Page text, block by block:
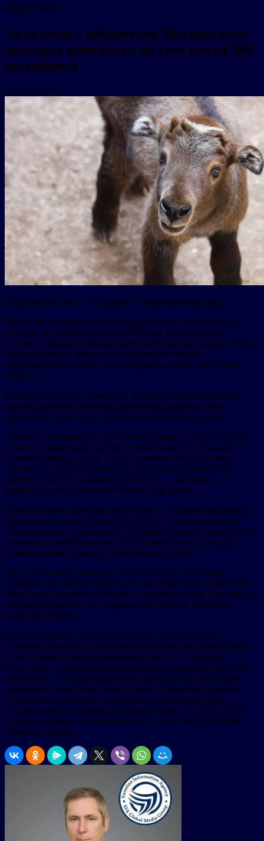
ОБЩЕСТВО
За полгода у обитателей Московского
зоопарка появились на свет почти 200
детенышей
19 июля 2025
Большинство из них — редкие и краснокнижные виды.
Около 200 детенышей животных родились в Московском
зоопарке в первой половине 2025 года. Большинство
из них — редкие и занесенные в Красную книгу виды. Среди
новорожденных, например, сычуаньские такины,
мадагаскарские удавы, цепкохвостый сцинк и эластичная
черепаха.
Кроме того, на свет появились птенцы журавля-красавки,
малыш капибары, детеныш равнинной гориллы, пять
пингвинов Гумбольдта, две альпаки и многие другие.
«Сейчас в зоопарке насчитывается больше 15 тысяч особей,
и число подопечных постоянно увеличивается. Помимо
новорожденных, есть и те, кого привозят из других мест
обитания. Только с начала года столичные специалисты
приняли свыше 100 таких животных», — рассказала
заместитель Мэра Москвы Наталья Сергунина.
В числе новых пернатых обитателей — кудрявые пеликаны,
каравайки и особи исландского гоголя. Среди новоселов
также оказались стервятники, которых не было в экспозиции
столичного зоопарка более 50 лет. Кроме того, в зоосаде
появились змеи, гекконы и два морских зайца.
Часто под опеку специалистов Московского зоопарка
попадают спасенные животные. Так, в марте сюда привезли
самца пумы по имени Геркулес. Хищника изъяли у москвича,
который несколько лет содержал его в тесной квартире
в районе Кунцево.
Осенью прошлого года на столичном портале mos.ru
появилась уникальная возможность посмотреть трансляции
с обитателями зоосада в режиме онлайн. В 21 вольере
установили 71 камеру для наблюдения за пандами, манулом,
медоедами, слонами, капибарами, карликовым бегемотом,
гориллами, семейством орангутанов, сурикатами, рысями
и другими животными. Видео доступны каждый день,
в летний период онлайн-трансляции ведут с 07:30 до 22:00.
В ночное время все желающие могут посмотреть повторы
дневных эфиров.